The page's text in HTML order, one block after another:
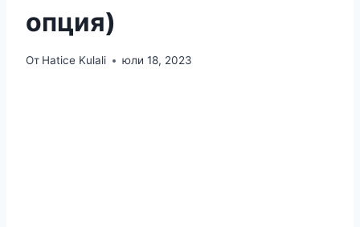
опция)
От Hatice Kulali юли 18, 2023